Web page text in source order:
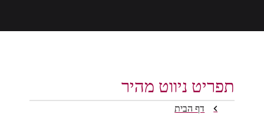
תפריט ניווט מהיר
דף הבית